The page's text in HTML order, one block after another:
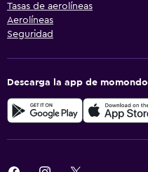
Tasas de aerolíneas
Aerolíneas
Seguridad
Descarga la app de momondo